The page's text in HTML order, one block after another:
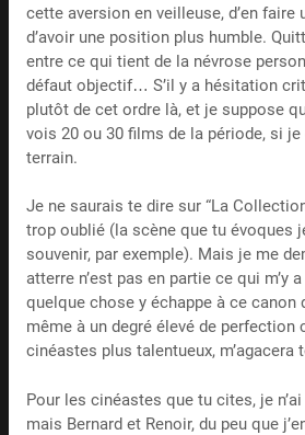
cette aversion en veilleuse, d’en faire
d’avoir une position plus humble.
entre ce qui tient de la névrose
défaut objectif… S’il y a hésitation
plutôt de cet ordre là, et je suppose
vois 20 ou 30 films de la période, si
terrain.
Je ne saurais te dire sur “La
trop oublié (la scène que tu évoques
souvenir, par exemple). Mais je me
atterre n’est pas en partie ce qui m’y
quelque chose y échappe à ce canon
même à un degré élevé de perfection
cinéastes plus talentueux, m’agacera
Pour les cinéastes que tu cites, je
mais Bernard et Renoir, du peu que